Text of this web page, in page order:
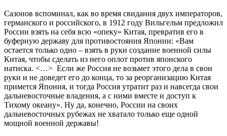
Сазонов вспоминал, как во время свидания двух императоров,
германского и российского, в 1912 году Вильгельм предложил
России взять на себя всю «опеку» Китая, превратив его в
буферную державу для противостояния Японии: «Вам
остается только одно – взять в руки создание военной силы
Китая, чтобы сделать из него оплот против японского
натиска. <…> Если же Россия не возьмет этого дела в свои
руки и не доведет его до конца, то за реорганизацию Китая
примется Япония, и тогда Россия утратит раз и навсегда свои
дальневосточные владения, а с ними вместе и доступ к
Тихому океану». Ну да, конечно, России на своих
дальневосточных рубежах не хватало только еще одной
мощной военной державы!